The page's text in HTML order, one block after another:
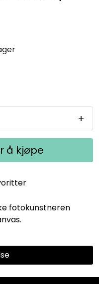
+
å kjøpe
fotokunstneren